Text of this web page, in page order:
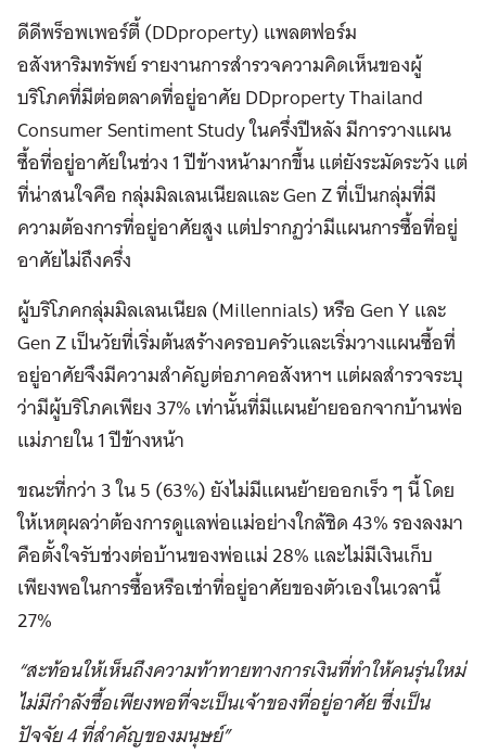
ดีดีพร็อพเพอร์ตี้ (DDproperty) แพลตฟอร์ม
อสังหาริมทรัพย์ รายงานการสำรวจความคิดเห็นของผู้
บริโภคที่มีต่อตลาดที่อยู่อาศัย DDproperty Thailand
Consumer Sentiment Study ในครึ่งปีหลัง มีการวางแผน
ซื้อที่อยู่อาศัยในช่วง 1 ปีข้างหน้ามากขึ้น แต่ยังระมัดระวัง แต่
ที่น่าสนใจคือ กลุ่มมิลเลนเนียลและ Gen Z ที่เป็นกลุ่มที่มี
ความต้องการที่อยู่อาศัยสูง แต่ปรากฏว่ามีแผนการซื้อที่อยู่
อาศัยไม่ถึงครึ่ง
ผู้บริโภคกลุ่มมิลเลนเนียล (Millennials) หรือ Gen Y และ
Gen Z เป็นวัยที่เริ่มต้นสร้างครอบครัวและเริ่มวางแผนซื้อที่
อยู่อาศัยจึงมีความสำคัญต่อภาคอสังหาฯ แต่ผลสำรวจระบุ
ว่ามีผู้บริโภคเพียง 37% เท่านั้นที่มีแผนย้ายออกจากบ้านพ่อ
แม่ภายใน 1 ปีข้างหน้า
ขณะที่กว่า 3 ใน 5 (63%) ยังไม่มีแผนย้ายออกเร็ว ๆ นี้ โดย
ให้เหตุผลว่าต้องการดูแลพ่อแม่อย่างใกล้ชิด 43% รองลงมา
คือตั้งใจรับช่วงต่อบ้านของพ่อแม่ 28% และไม่มีเงินเก็บ
เพียงพอในการซื้อหรือเช่าที่อยู่อาศัยของตัวเองในเวลานี้
27%
“สะท้อนให้เห็นถึงความท้าทายทางการเงินที่ทำให้คนรุ่นใหม่
ไม่มีกำลังซื้อเพียงพอที่จะเป็นเจ้าของที่อยู่อาศัย ซึ่งเป็น
ปัจจัย 4 ที่สำคัญของมนุษย์”